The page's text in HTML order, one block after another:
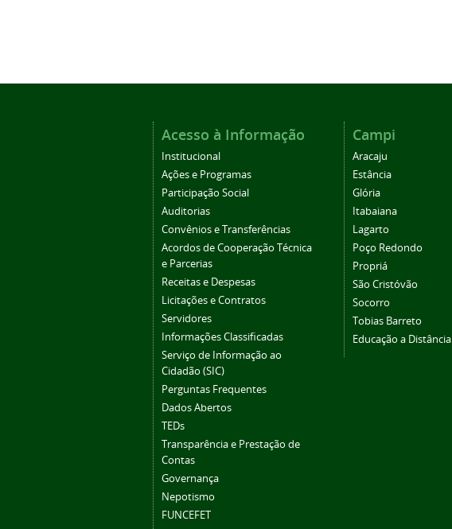
Acesso à Informação
Institucional
Ações e Programas
Participação Social
Auditorias
Convênios e Transferências
Acordos de Cooperação Técnica
e Parcerias
Receitas e Despesas
Licitações e Contratos
Servidores
Informações Classificadas
Serviço de Informação ao
Cidadão (SIC)
Perguntas Frequentes
Dados Abertos
TEDs
Transparência e Prestação de
Contas
Governança
Nepotismo
FUNCEFET
Campi
Aracaju
Estância
Glória
Itabaiana
Lagarto
Poço Redondo
Propriá
São Cristóvão
Socorro
Tobias Barreto
Educação a Distância